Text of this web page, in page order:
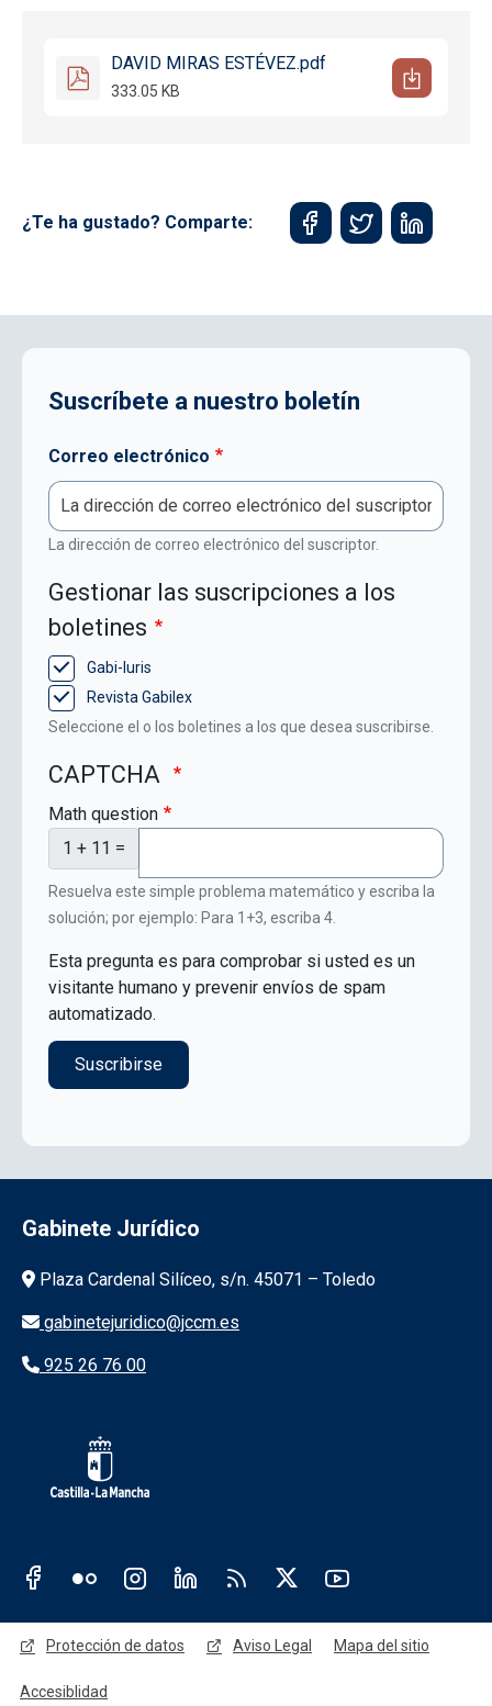
DAVID MIRAS ESTÉVEZ.pdf
333.05 KB
¿Te ha gustado? Comparte:
Suscríbete a nuestro boletín
Correo electrónico
La dirección de correo electrónico del suscriptor.
Gestionar las suscripciones a los
boletines
Gabi-Iuris
Revista Gabilex
Seleccione el o los boletines a los que desea suscribirse.
CAPTCHA
Math question
1 + 11 =
Resuelva este simple problema matemático y escriba la
solución; por ejemplo: Para 1+3, escriba 4.
Esta pregunta es para comprobar si usted es un
visitante humano y prevenir envíos de spam
automatizado.
Gabinete Jurídico
Información de la institución
Plaza Cardenal Silíceo, s/n. 45071 – Toledo
gabinetejuridico@jccm.es
925 26 76 00
Redes sociales JCCM
Menú legal
Protección de datos Aviso Legal Mapa del sitio
Accesiblidad